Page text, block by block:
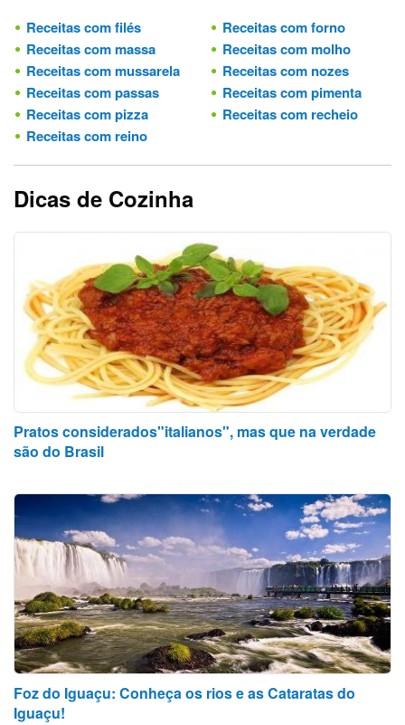
Receitas com filés
Receitas com forno
Receitas com massa
Receitas com molho
Receitas com mussarela
Receitas com nozes
Receitas com passas
Receitas com pimenta
Receitas com pizza
Receitas com recheio
Receitas com reino
Dicas de Cozinha
Pratos considerados"italianos", mas que na verdade
são do Brasil
Foz do Iguaçu: Conheça os rios e as Cataratas do
Iguaçu!